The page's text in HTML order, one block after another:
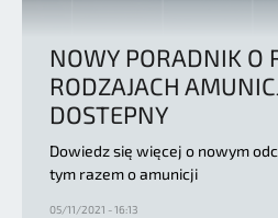
NOWY PORADNIK O
RODZAJACH
DOSTEPNY
Dowiedz się więcej o nowym
tym razem o amunicji
05/11/2021 - 16:13